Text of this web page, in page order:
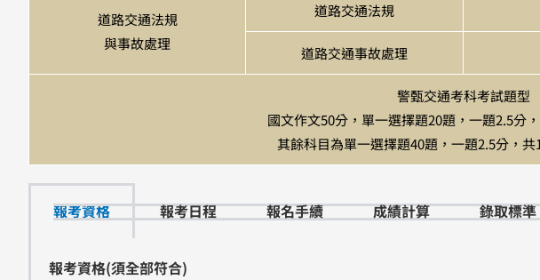
道路交通法規
與事故處理
道路交通法規
道路交通事故處理
警甄交通考科考試題型
國文作文50分，單一選擇題20題，一題2.5分
其餘科目為單一選擇題40題，一題2.5分，
報考資格 報考日程 報名手續 成績計算 錄取標準
報考資格(須全部符合)